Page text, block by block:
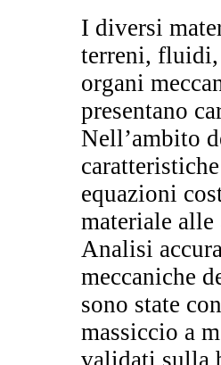
I diversi
terreni, fluidi,
organi
presentano
Nell’ambito
equazioni
materiale
Analisi
meccaniche
sono state
massiccio a
validati sulla